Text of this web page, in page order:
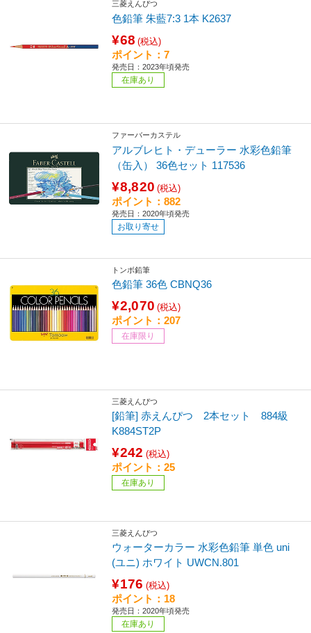
三菱えんぴつ
色鉛筆 朱藍7:3 1本 K2637
¥68 (税込)
ポイント：7
発売日：2023年頃発売
在庫あり
ファーバーカステル
アルブレヒト・デューラー 水彩色鉛筆
（缶入） 36色セット 117536
¥8,820 (税込)
ポイント：882
発売日：2020年頃発売
お取り寄せ
トンボ鉛筆
色鉛筆 36色 CBNQ36
¥2,070 (税込)
ポイント：207
在庫限り
三菱えんぴつ
[鉛筆] 赤えんぴつ 2本セット 884級
K884ST2P
¥242 (税込)
ポイント：25
在庫あり
三菱えんぴつ
ウォーターカラー 水彩色鉛筆 単色 uni
(ユニ) ホワイト UWCN.801
¥176 (税込)
ポイント：18
発売日：2020年頃発売
在庫あり